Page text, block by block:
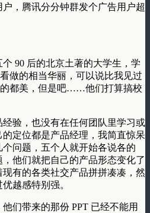
，腾讯分分钟群发个广告用户超
90 后的北京土著的大学生，学
做的相当华丽，可以说比我见过
的都美，但是吧……他们打算搞校
验，也没有在任何团队里学习或
定位都是产品经理，我简直惊呆
问题，五个人就开始各说各的
他们就把自己的产品形态变化了
有的各类社交产品拼拼凑凑，然
越感特别强。
们带来的那份 PPT 已经不能用